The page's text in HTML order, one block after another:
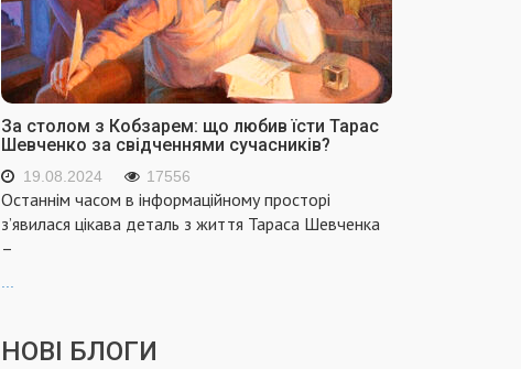
За столом з Кобзарем: що любив їсти Тарас
Шевченко за свідченнями сучасників?
19.08.2024 17556
Останнім часом в інформаційному просторі
з’явилася цікава деталь з життя Тараса Шевченка
–
...
НОВІ БЛОГИ